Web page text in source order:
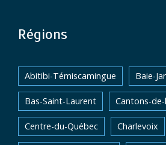
Régions
Abitibi-Témiscamingue Baie-
Bas-Saint-Laurent Cantons-
Centre-du-Québec Charlevoix